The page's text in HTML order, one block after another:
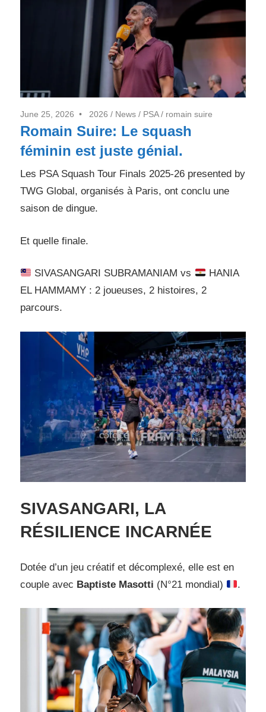
June 25, 2026 2026 / News / PSA/ romain suire
Romain Suire: Le squash
féminin est juste génial.
Les PSA Squash Tour Finals 2025-26 presented by
TWG Global, organisés à Paris, ont conclu une
saison de dingue.
Et quelle finale.
SIVASANGARI SUBRAMANIAM vs
HANIA
EL HAMMAMY : 2 joueuses, 2 histoires, 2
parcours.
SIVASANGARI, LA
RÉSILIENCE INCARNÉE
Dotée d’un jeu créatif et décomplexé, elle est en
couple avec Baptiste Masotti (N°21 mondial) .